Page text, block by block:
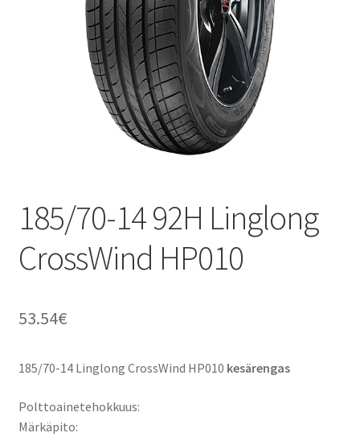
185/70-14 92H Linglong
CrossWind HP010
53.54€
185/70-14 Linglong CrossWind HP010 kesärengas
Polttoainetehokkuus:
Märkäpito: